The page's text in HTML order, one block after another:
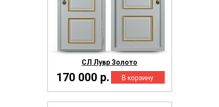
СЛ Лувр Золото
170 000 р.